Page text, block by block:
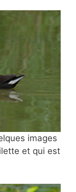
images
et qui est